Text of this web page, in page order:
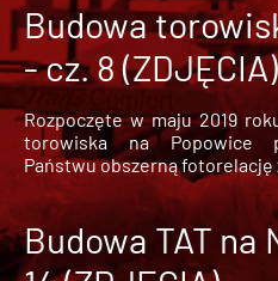
Budowa
- cz. 8 (ZDJĘCIA)
Rozpoczęte w maju 2019
torowiska na Popowice
Państwu obszerną
Budowa TAT na